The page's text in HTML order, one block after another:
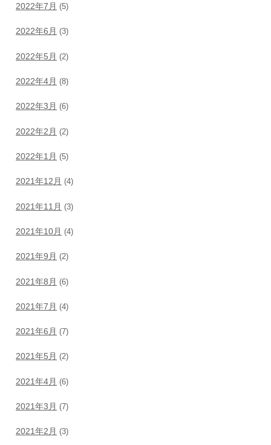
2022年7月 (5)
2022年6月 (3)
2022年5月 (2)
2022年4月 (8)
2022年3月 (6)
2022年2月 (2)
2022年1月 (5)
2021年12月 (4)
2021年11月 (3)
2021年10月 (4)
2021年9月 (2)
2021年8月 (6)
2021年7月 (4)
2021年6月 (7)
2021年5月 (2)
2021年4月 (6)
2021年3月 (7)
2021年2月 (3)